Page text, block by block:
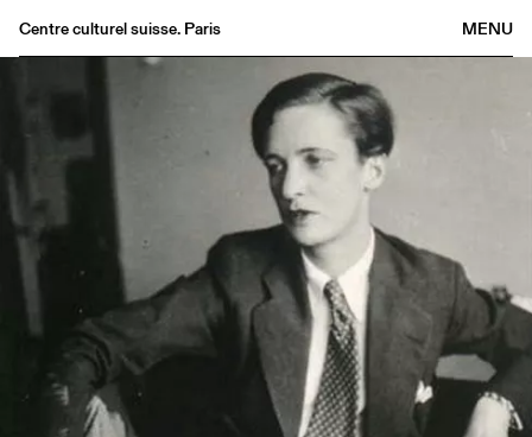
MENU
Centre culturel suisse. Paris
Médiathèque
Informations